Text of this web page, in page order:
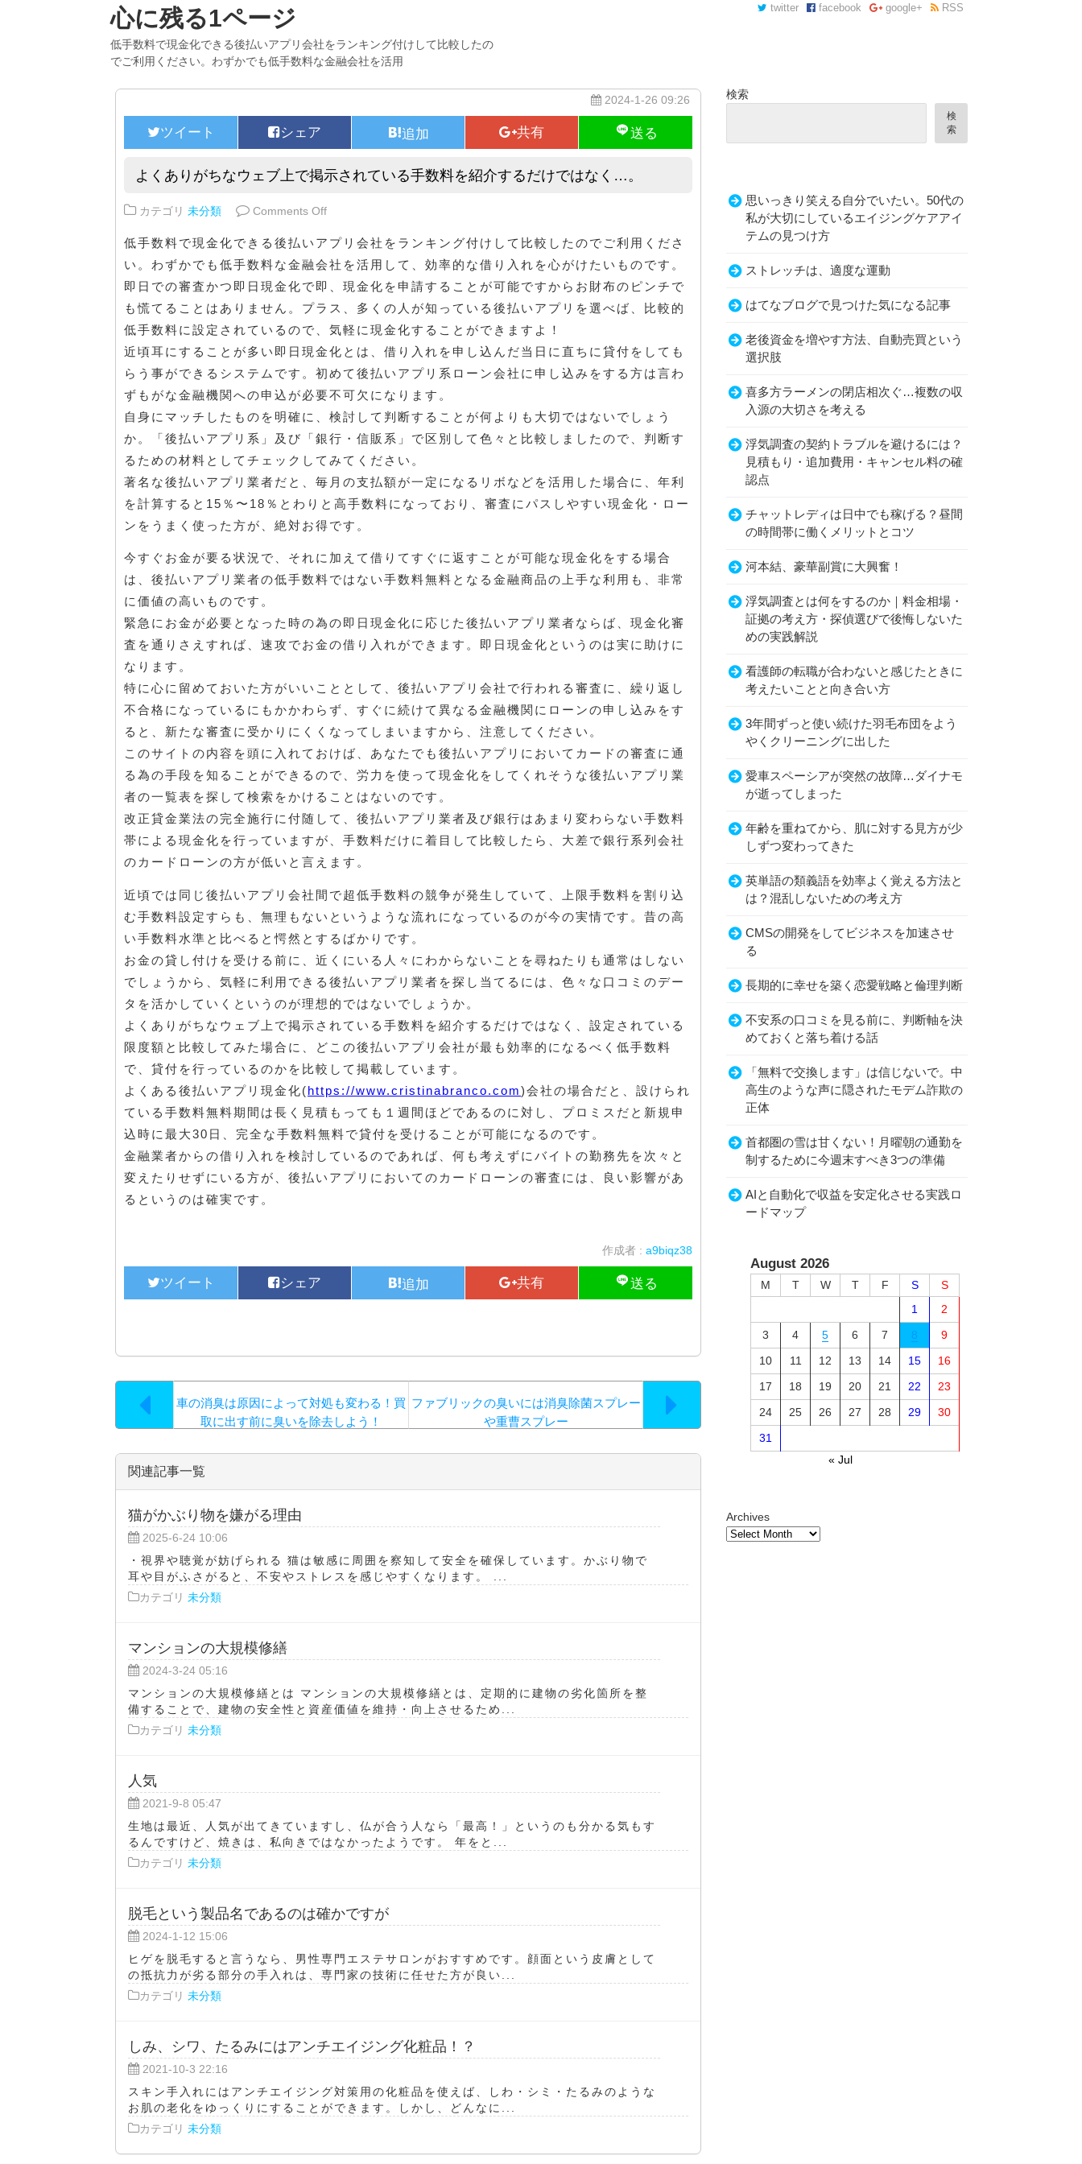
心に残る1ページ
低手数料で現金化できる後払いアプリ会社をランキング付けして比較したの
でご利用ください。わずかでも低手数料な金融会社を活用
twitter facebook google+ RSS
2024-1-26 09:26
よくありがちなウェブ上で掲示されている手数料を紹介するだけではなく…。
カテゴリ 未分類 Comments Offon よくありがちなウェブ上で掲示されている手数料を紹介するだけではなく…。
低手数料で現金化できる後払いアプリ会社をランキング付けして比較したのでご利用くださ
い。わずかでも低手数料な金融会社を活用して、効率的な借り入れを心がけたいものです。
即日での審査かつ即日現金化で即、現金化を申請することが可能ですからお財布のピンチで
も慌てることはありません。プラス、多くの人が知っている後払いアプリを選べば、比較的
低手数料に設定されているので、気軽に現金化することができますよ！
近頃耳にすることが多い即日現金化とは、借り入れを申し込んだ当日に直ちに貸付をしても
らう事ができるシステムです。初めて後払いアプリ系ローン会社に申し込みをする方は言わ
ずもがな金融機関への申込が必要不可欠になります。
自身にマッチしたものを明確に、検討して判断することが何よりも大切ではないでしょう
か。「後払いアプリ系」及び「銀行・信販系」で区別して色々と比較しましたので、判断す
るための材料としてチェックしてみてください。
著名な後払いアプリ業者だと、毎月の支払額が一定になるリボなどを活用した場合に、年利
を計算すると15％〜18％とわりと高手数料になっており、審査にパスしやすい現金化・ロー
ンをうまく使った方が、絶対お得です。
今すぐお金が要る状況で、それに加えて借りてすぐに返すことが可能な現金化をする場合
は、後払いアプリ業者の低手数料ではない手数料無料となる金融商品の上手な利用も、非常
に価値の高いものです。
緊急にお金が必要となった時の為の即日現金化に応じた後払いアプリ業者ならば、現金化審
査を通りさえすれば、速攻でお金の借り入れができます。即日現金化というのは実に助けに
なります。
特に心に留めておいた方がいいこととして、後払いアプリ会社で行われる審査に、繰り返し
不合格になっているにもかかわらず、すぐに続けて異なる金融機関にローンの申し込みをす
ると、新たな審査に受かりにくくなってしまいますから、注意してください。
このサイトの内容を頭に入れておけば、あなたでも後払いアプリにおいてカードの審査に通
る為の手段を知ることができるので、労力を使って現金化をしてくれそうな後払いアプリ業
者の一覧表を探して検索をかけることはないのです。
改正貸金業法の完全施行に付随して、後払いアプリ業者及び銀行はあまり変わらない手数料
帯による現金化を行っていますが、手数料だけに着目して比較したら、大差で銀行系列会社
のカードローンの方が低いと言えます。
近頃では同じ後払いアプリ会社間で超低手数料の競争が発生していて、上限手数料を割り込
む手数料設定すらも、無理もないというような流れになっているのが今の実情です。昔の高
い手数料水準と比べると愕然とするばかりです。
お金の貸し付けを受ける前に、近くにいる人々にわからないことを尋ねたりも通常はしない
でしょうから、気軽に利用できる後払いアプリ業者を探し当てるには、色々な口コミのデー
タを活かしていくというのが理想的ではないでしょうか。
よくありがちなウェブ上で掲示されている手数料を紹介するだけではなく、設定されている
限度額と比較してみた場合に、どこの後払いアプリ会社が最も効率的になるべく低手数料
で、貸付を行っているのかを比較して掲載しています。
よくある後払いアプリ現金化(https://www.cristinabranco.com)会社の場合だと、設けられ
ている手数料無料期間は長く見積もっても１週間ほどであるのに対し、プロミスだと新規申
込時に最大30日、完全な手数料無料で貸付を受けることが可能になるのです。
金融業者からの借り入れを検討しているのであれば、何も考えずにバイトの勤務先を次々と
変えたりせずにいる方が、後払いアプリにおいてのカードローンの審査には、良い影響があ
るというのは確実です。
作成者 : a9biqz38
車の消臭は原因によって対処も変わる！買
取に出す前に臭いを除去しよう！
ファブリックの臭いには消臭除菌スプレー
や重曹スプレー
関連記事一覧
猫がかぶり物を嫌がる理由
2025-6-24 10:06
・視界や聴覚が妨げられる 猫は敏感に周囲を察知して安全を確保しています。かぶり物で
耳や目がふさがると、不安やストレスを感じやすくなります。 ...
カテゴリ 未分類
マンションの大規模修繕
2024-3-24 05:16
マンションの大規模修繕とは マンションの大規模修繕とは、定期的に建物の劣化箇所を整
備することで、建物の安全性と資産価値を維持・向上させるため...
カテゴリ 未分類
人気
2021-9-8 05:47
生地は最近、人気が出てきていますし、仏が合う人なら「最高！」というのも分かる気もす
るんですけど、焼きは、私向きではなかったようです。 年をと...
カテゴリ 未分類
脱毛という製品名であるのは確かですが
2024-1-12 15:06
ヒゲを脱毛すると言うなら、男性専門エステサロンがおすすめです。顔面という皮膚として
の抵抗力が劣る部分の手入れは、専門家の技術に任せた方が良い...
カテゴリ 未分類
しみ、シワ、たるみにはアンチエイジング化粧品！？
2021-10-3 22:16
スキン手入れにはアンチエイジング対策用の化粧品を使えば、しわ・シミ・たるみのような
お肌の老化をゆっくりにすることができます。しかし、どんなに...
カテゴリ 未分類
検索
検
索
思いっきり笑える自分でいたい。50代の
私が大切にしているエイジングケアアイ
テムの見つけ方
ストレッチは、適度な運動
はてなブログで見つけた気になる記事
老後資金を増やす方法、自動売買という
選択肢
喜多方ラーメンの閉店相次ぐ…複数の収
入源の大切さを考える
浮気調査の契約トラブルを避けるには？
見積もり・追加費用・キャンセル料の確
認点
チャットレディは日中でも稼げる？昼間
の時間帯に働くメリットとコツ
河本結、豪華副賞に大興奮！
浮気調査とは何をするのか｜料金相場・
証拠の考え方・探偵選びで後悔しないた
めの実践解説
看護師の転職が合わないと感じたときに
考えたいことと向き合い方
3年間ずっと使い続けた羽毛布団をよう
やくクリーニングに出した
愛車スペーシアが突然の故障…ダイナモ
が逝ってしまった
年齢を重ねてから、肌に対する見方が少
しずつ変わってきた
英単語の類義語を効率よく覚える方法と
は？混乱しないための考え方
CMSの開発をしてビジネスを加速させ
る
長期的に幸せを築く恋愛戦略と倫理判断
不安系の口コミを見る前に、判断軸を決
めておくと落ち着ける話
「無料で交換します」は信じないで。中
高生のような声に隠されたモデム詐欺の
正体
首都圏の雪は甘くない！月曜朝の通勤を
制するために今週末すべき3つの準備
AIと自動化で収益を安定化させる実践ロ
ードマップ
August 2026
M T W T F S
S
1
2
3
4 5 6 7 8
9
10
11 12 13 14 15
16
17
18 19 20 21 22
23
24
25 26 27 28 29
30
31
« Jul
Archives